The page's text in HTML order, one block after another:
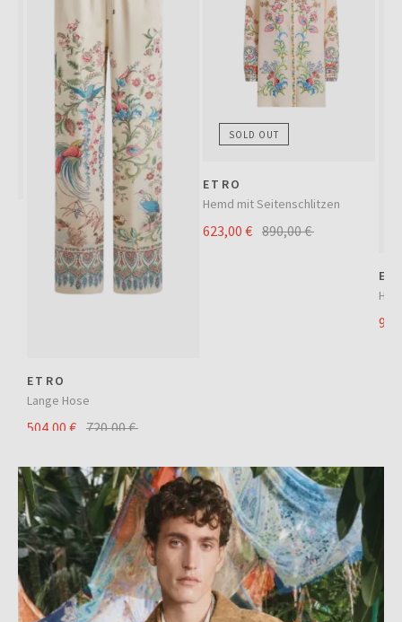
ETRO
Lange Hose
504,00 € 720,00 €
SOLD OUT
ETRO
Hemd mit Seitenschlitzen
623,00 € 890,00 €